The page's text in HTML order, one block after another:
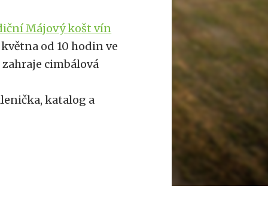
Májový košt vín
od 10 hodin ve
cimbálová
katalog a